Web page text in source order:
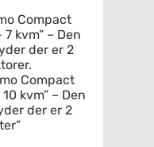
Compact
kvm” – Den
der er 2
Compact
kvm” – Den
der er 2